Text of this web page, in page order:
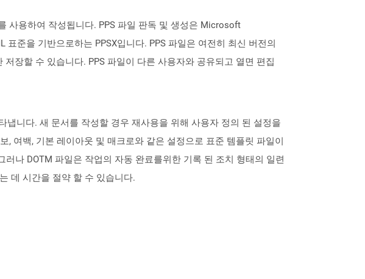
사용하여 작성됩니다. PPS 파일 판독 및 생성은 Microsoft
준을 기반으로하는 PPSX입니다. PPS 파일은 여전히 ​​최신 버전의
장할 수 있습니다. PPS 파일이 다른 사용자와 공유되고 열면 편집
니다. 새 문서를 작성할 경우 재사용을 위해 사용자 정의 된 설정을
, 여백, 기본 레이아웃 및 매크로와 같은 설정으로 표준 템플릿 파일이
나 DOTM 파일은 작업의 자동 완료를위한 기록 된 조치 형태의 일련
데 시간을 절약 할 수 있습니다.